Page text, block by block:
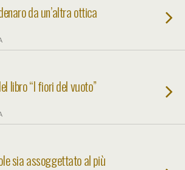
da un’altra ottica
libro “I fiori del vuoto”
sia assoggettato al più